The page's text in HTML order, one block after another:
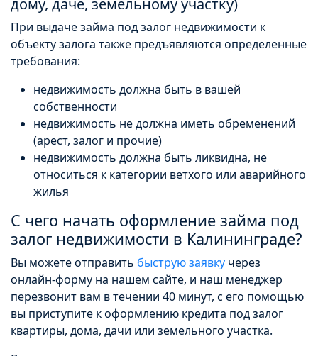
дому, даче, земельному участку)
При выдаче займа под залог недвижимости к
объекту залога также предъявляются определенные
требования:
недвижимость должна быть в вашей
собственности
недвижимость не должна иметь обременений
(арест, залог и прочие)
недвижимость должна быть ликвидна, не
относиться к категории ветхого или аварийного
жилья
С чего начать оформление займа под
залог недвижимости в Калининграде?
Вы можете отправить быструю заявку через
онлайн-форму на нашем сайте, и наш менеджер
перезвонит вам в течении 40 минут, с его помощью
вы приступите к оформлению кредита под залог
квартиры, дома, дачи или земельного участка.